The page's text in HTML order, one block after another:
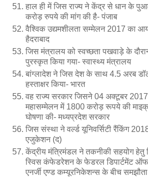
हाल ही में जिस राज्य ने केंद्र से धान के
करोड़ रुपये की मांग की है- पंजाब
वैश्विक उद्यमशीलता सम्मेलन 2017 का
हैदराबाद
जिस मंत्रालय को स्वच्छता पखवाड़े के
पुरस्कृत किया गया- स्वास्थ्य मंत्रालय
बांग्लादेश ने जिस देश के साथ 4.5 अरब
हस्ताक्षर किया- भारत
वह राज्य सरकार जिसने 04 अक्टूबर 2017
महासम्मेलन में 1800 करोड़ रूपये की
घोषणा की- मध्यप्रदेश सरकार
जिस संस्था ने वर्ल्ड यूनिवर्सिटी रैंकिंग
एजुकेशन (द)
केंद्रीय मंत्रिमंडल ने तकनीकी सहयोग हेतु
स्विस कंफेडरेशन के फेडरल डिपार्टमेंट ऑफ
एनर्जी एण्ड कम्यूरनिकेशन्स के बीच